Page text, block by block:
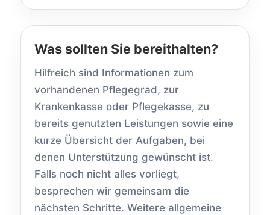
Was sollten Sie bereithalten?
Hilfreich sind Informationen zum
vorhandenen Pflegegrad, zur
Krankenkasse oder Pflegekasse, zu
bereits genutzten Leistungen sowie eine
kurze Übersicht der Aufgaben, bei
denen Unterstützung gewünscht ist.
Falls noch nicht alles vorliegt,
besprechen wir gemeinsam die
nächsten Schritte. Weitere allgemeine